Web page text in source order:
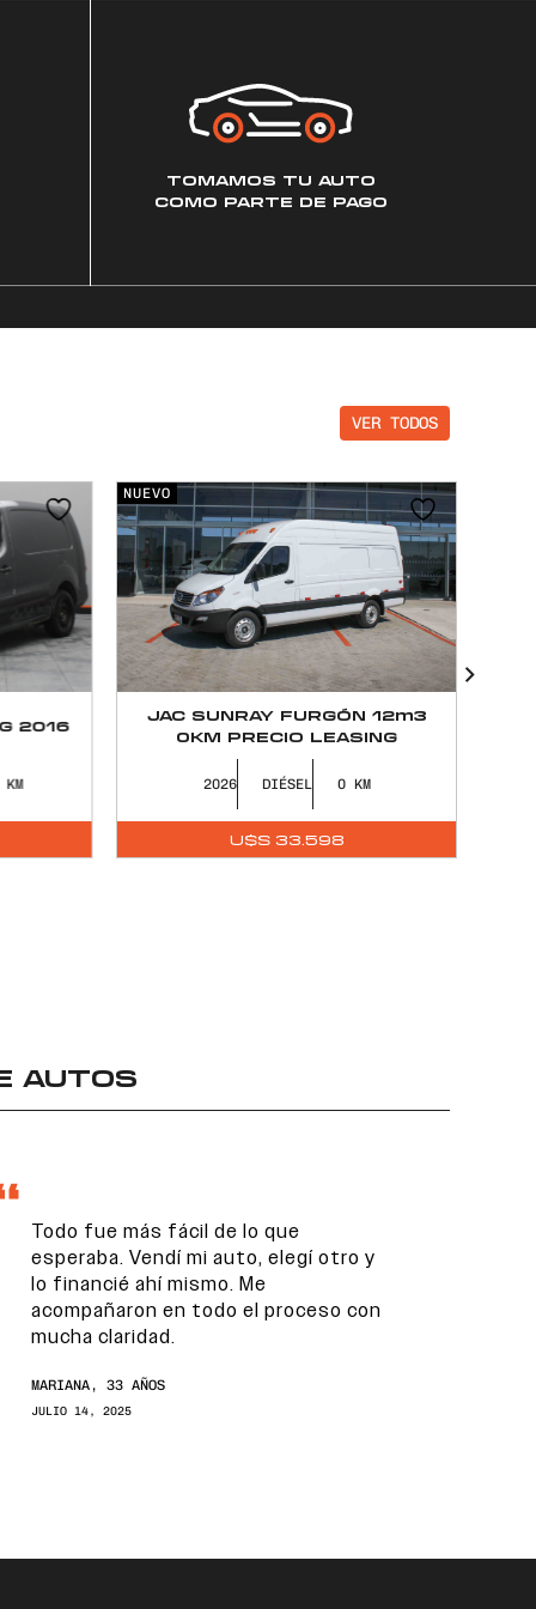
TOMAMOS TU AUTO
COMO PARTE DE PAGO
VER TODOS
2016
JAC SUNRAY FURGÓN 12m3
0KM PRECIO LEASING
2026 DIÉSEL 0
U$S33.598
NUEVO
AUTOS
Todo fue más fácil de lo que
esperaba. Vendí mi auto, elegí otro y
lo financié ahí mismo. Me
acompañaron en todo el proceso con
mucha claridad.
MARIANA, 33 AÑOS
JULIO 14, 2025